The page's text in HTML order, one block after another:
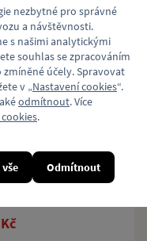
tramvaj
Tatra KT8D5
s motivem populární
ČKD Tatra KT8D5.
nezbytné pro správné
a návštěvnosti.
s našimi analytickými
souhlas se zpracováním
účely. Spravovat
v „Nastavení cookies“.
odmítnout. Více
.
Odmítnout